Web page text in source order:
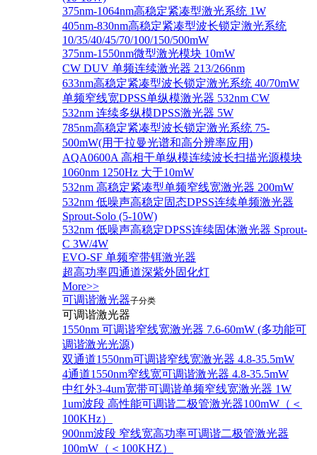
375nm-1064nm高稳定紧凑型激光系统 1W
405nm-830nm高稳定紧凑型波长锁定激光系统
10/35/40/45/70/100/150/500mW
375nm-1550nm微型激光模块 10mW
CW DUV 单频连续激光器 213/266nm
633nm高稳定紧凑型波长锁定激光系统 40/70mW
单频窄线宽DPSS单纵模激光器 532nm CW
532nm 连续多纵模DPSS激光器 5W
785nm高稳定紧凑型波长锁定激光系统 75-
500mW(用于拉曼光谱和高分辨率应用)
AQA0600A 高相干单纵模连续波长扫描光源模块
1060nm 1250Hz 大于10mW
532nm 高稳定紧凑型单频窄线宽激光器 200mW
532nm 低噪声高稳定固态DPSS连续单频激光器
Sprout‐Solo (5-10W)
532nm 低噪声高稳定DPSS连续固体激光器 Sprout-
C 3W/4W
EVO-SF 单频窄带铒激光器
超高功率四通道深紫外固化灯
More>>
可调谐激光器子分类
可调谐激光器
1550nm 可调谐窄线宽激光器 7.6-60mW (多功能可
调谐激光光源)
双通道1550nm可调谐窄线宽激光器 4.8-35.5mW
4通道1550nm窄线宽可调谐激光器 4.8-35.5mW
中红外3-4um宽带可调谐单频窄线宽激光器 1W
1um波段 高性能可调谐二极管激光器100mW（＜
100KHz）
900nm波段 窄线宽高功率可调谐二极管激光器
100mW（＜100KHZ）